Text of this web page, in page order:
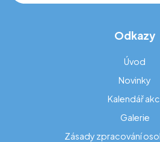
Odkazy
Úvod
Novinky
Kalendář
Galerie
Zásady zpracování